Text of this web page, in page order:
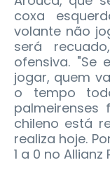
coxa
volante não
será
ofensiva. "Se
jogar, quem
o tempo
chileno está
realiza hoje.
1 a 0 no